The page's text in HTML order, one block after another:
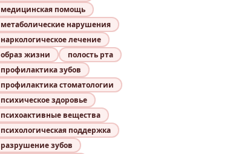
медицинская помощь
метаболические нарушения
наркологическое лечение
образ жизни
полость рта
профилактика зубов
профилактика стоматологии
психическое здоровье
психоактивные вещества
психологическая поддержка
разрушение зубов